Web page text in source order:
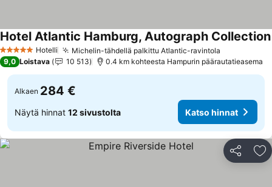
5 Tähtiluokitus
Hotelli Michelin-tähdellä palkittu Atlantic-ravintola
Hotel Atlantic Hamburg, Autograph Collection
9,0 Loistava 10 513 0.4 km kohteesta Hampurin päärautatieasema
Alkaen 284 €
Näytä hinnat 12 sivustolta Katso hinnat
Jaa